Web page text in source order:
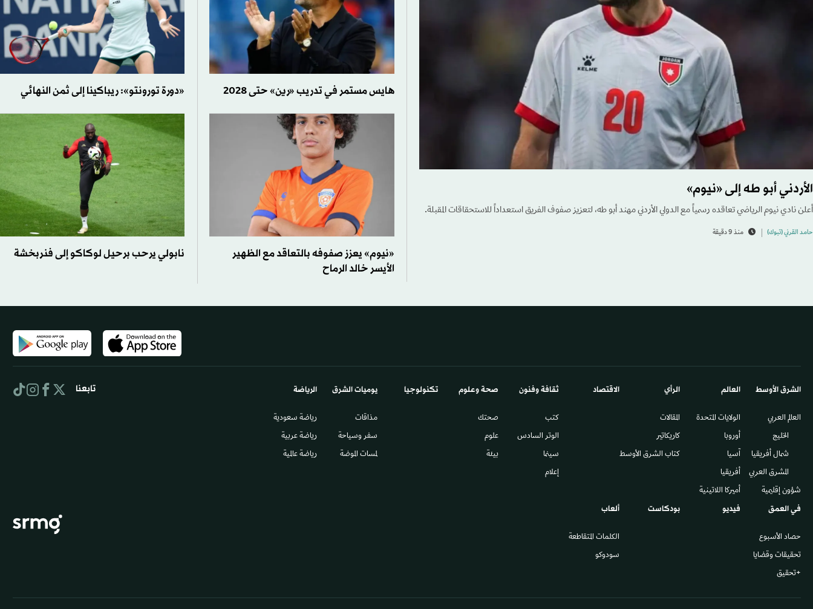
الأردني أبو طه إلى «نيوم»
أعلن نادي نيوم الرياضي تعاقده رسمياً مع الدولي الأردني مهند أبو طه، لتعزيز صفوف الفريق استعداداً للاستحقاقات المقبلة.
حامد القرني (تبوك) منذ 9 دقيقة
هايس مستمر في تدريب «رين» حتى 2028 «دورة تورونتو»: ريباكينا إلى ثمن النهائي
«نيوم» يعزز صفوفه بالتعاقد مع الظهير
الأيسر خالد الرماح
نابولي يرحب برحيل لوكاكو إلى فنربخشة
الشرق الأوسط​
العالم العربي
الخليج
شمال أفريقيا
المشرق العربي
شؤون إقليمية
العالم
الولايات المتحدة
أوروبا
آسيا
أفريقيا
أميركا اللاتينية
الرأي
المقالات
كاريكاتير
كتاب الشرق الأوسط
الاقتصاد ثقافة وفنون
كتب
الوتر السادس​
سينما
إعلام
صحة وعلوم
صحتك
علوم
بيئة
تكنولوجيا يوميات الشرق​
مذاقات
سفر وسياحة
لمسات الموضة
الرياضة
رياضة سعودية
رياضة عربية
رياضة عالمية
في العمق
حصاد الأسبوع
تحقيقات وقضايا
+تحقيق
فيديو بودكاست ألعاب
الكلمات المتقاطعة
سودوكو
تابعنا